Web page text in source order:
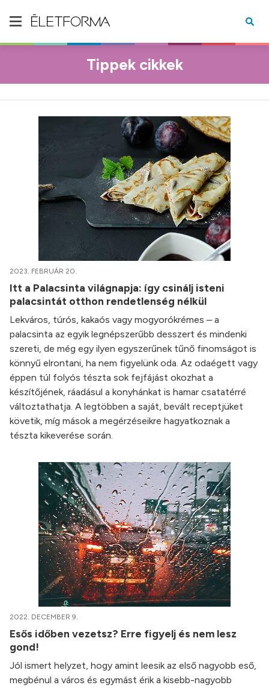
Tippek cikkek
2023. FEBRUÁR 20.
Itt a Palacsinta világnapja: így csinálj isteni
palacsintát otthon rendetlenség nélkül
Lekváros, túrós, kakaós vagy mogyorókrémes – a
palacsinta az egyik legnépszerűbb desszert és mindenki
szereti, de még egy ilyen egyszerűnek tűnő finomságot is
könnyű elrontani, ha nem figyelünk oda. Az odaégett vagy
éppen túl folyós tészta sok fejfájást okozhat a
készítőjének, ráadásul a konyhánkat is hamar csatatérré
változtathatja. A legtöbben a saját, bevált receptjüket
követik, míg mások a megérzéseikre hagyatkoznak a
tészta kikeverése során.
2022. DECEMBER 9.
Esős időben vezetsz? Erre figyelj és nem lesz
gond!
Jól ismert helyzet, hogy amint leesik az első nagyobb eső,
megbénul a város és egymást érik a kisebb-nagyobb